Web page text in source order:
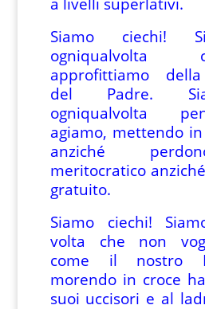
Siamo ciechi!
approfittiamo
del Padre.
ogniqualvolta
agiamo, mettendo
anziché
meritocratico
gratuito.
Siamo ciechi!
volta che non
come il nostro
morendo in croce
suoi uccisori e al